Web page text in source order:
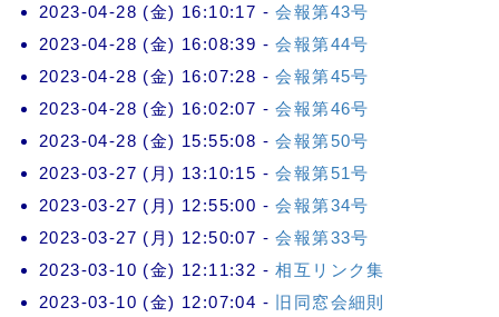
2023-04-28 (金) 16:10:17 -会報第43号
2023-04-28 (金) 16:08:39 -会報第44号
2023-04-28 (金) 16:07:28 -会報第45号
2023-04-28 (金) 16:02:07 -会報第46号
2023-04-28 (金) 15:55:08 -会報第50号
2023-03-27 (月) 13:10:15 -会報第51号
2023-03-27 (月) 12:55:00 -会報第34号
2023-03-27 (月) 12:50:07 -会報第33号
2023-03-10 (金) 12:11:32 -相互リンク集
2023-03-10 (金) 12:07:04 -
旧同窓会細則